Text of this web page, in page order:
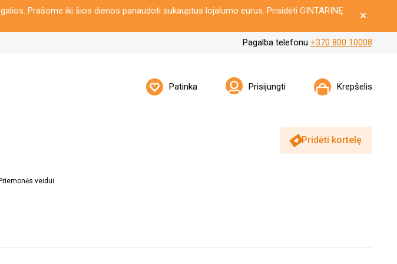
Prašome iki šios dienos panaudoti sukauptus lojalumo eurus. Prisidėti GINTARINĘ
Pagalba telefonu +370 800 10008
Patinka Prisijungti Krepšelis
Pridėti kortelę
Priemonės veidui